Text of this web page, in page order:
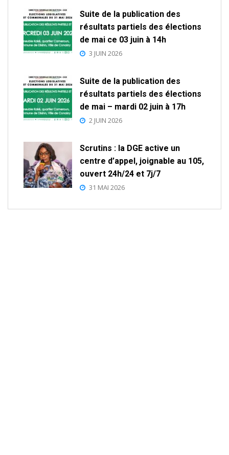
Suite de la publication des
résultats partiels des élections
de mai ce 03 juin à 14h
3 JUIN 2026
Suite de la publication des
résultats partiels des élections
de mai – mardi 02 juin à 17h
2 JUIN 2026
Scrutins : la DGE active un
centre d’appel, joignable au 105,
ouvert 24h/24 et 7j/7
31 MAI 2026